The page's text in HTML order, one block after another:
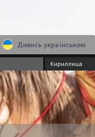
Дивись українською
Кириллица